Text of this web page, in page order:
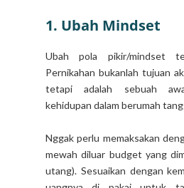
1. Ubah Mindset
Ubah pola pikir/mindset
Pernikahan bukanlah tujuan
tetapi adalah sebuah
kehidupan dalam berumah
Nggak perlu memaksakan
mewah diluar budget yang
utang). Sesuaikan dengan